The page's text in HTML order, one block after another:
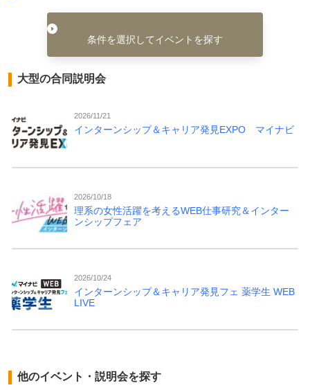
条件を選択してイベントを探す
大型の合同説明会
2026/11/21
インターンシップ＆キャリア発見EXPO マイナビ
2026/10/18
理系の女性活躍を考えるWEB仕事研究＆インター
ンシップフェア
2026/10/24
インターンシップ＆キャリア発見フェ 薬学生 WEB
LIVE
他のイベント・説明会を探す